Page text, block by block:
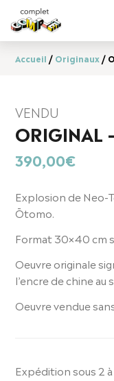
Accueil / Originaux /
VENDU
ORIGINAL
390,00€
Explosion de Neo-
Ōtomo.
Format 30×40 cm
Oeuvre originale
l’encre de chine
Oeuvre vendue
Expédition sous 2